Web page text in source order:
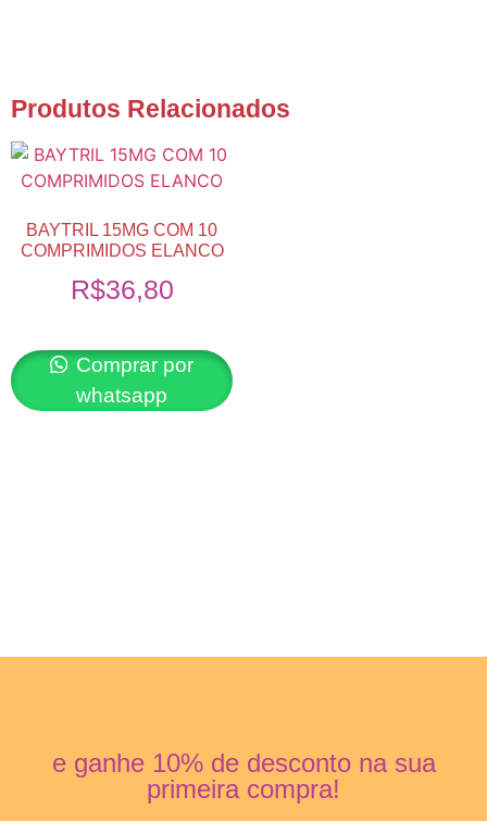
Produtos Relacionados
BAYTRIL 15MG COM 10
COMPRIMIDOS ELANCO
R$36,80
Comprar por
whatsapp
e ganhe 10% de desconto na sua
primeira compra!